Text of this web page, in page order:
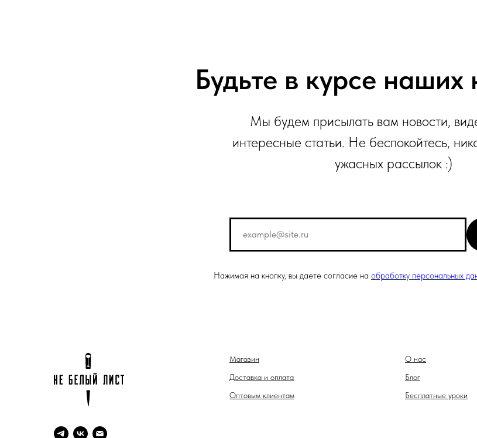
Будьте в курсе наших
Мы будем присылать вам новости,
интересные статьи. Не беспокойтесь,
ужасных рассылок :)
Нажимая на кнопку, вы даете согласие на обработку персональных
Магазин
Доставка и оплата
Оптовым клиентам
О нас
Блог
Бесплатные уроки